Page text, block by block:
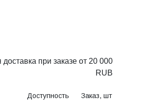
доставка при заказе от 20 000
RUB
Доступность Заказ, шт